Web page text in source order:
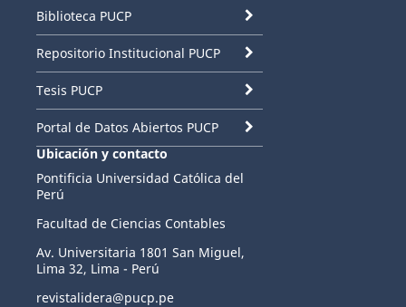
Biblioteca PUCP
Repositorio Institucional PUCP
Tesis PUCP
Portal de Datos Abiertos PUCP
Ubicación y contacto
Pontificia Universidad Católica del
Perú
Facultad de Ciencias Contables
Av. Universitaria 1801 San Miguel,
Lima 32, Lima - Perú
revistalidera@pucp.pe